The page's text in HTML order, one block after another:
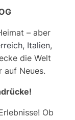
– aber
, Italien,
die Welt
auf Neues.
Ob